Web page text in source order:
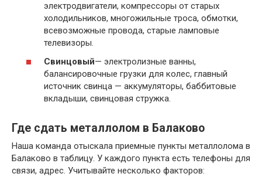
электродвигатели, компрессоры от старых
холодильников, многожильные троса, обмотки,
всевозможные провода, старые ламповые
телевизоры.
Свинцовый— электролизные ванны,
балансировочные грузки для колес, главный
источник свинца — аккумуляторы, баббитовые
вкладыши, свинцовая стружка.
Где сдать металлолом в Балаково
Наша команда отыскала приемные пункты металлолома в
Балаково в таблицу. У каждого пункта есть телефоны для
связи, адрес. Учитывайте несколько факторов: